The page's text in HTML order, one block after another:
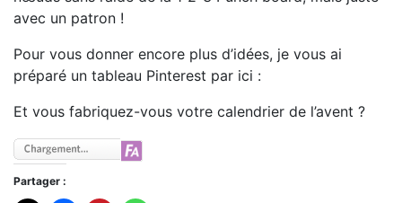
avec un patron !
Pour vous donner encore plus d’idées, je vous ai
préparé un tableau Pinterest par ici :
Et vous fabriquez-vous votre calendrier de l’avent ?
Partager :